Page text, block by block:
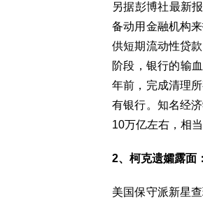
另据彭博社最新
备动用金融机构
供短期流动性贷
阶段，银行的输
年前，完成清理
有银行。知名经
10万亿左右，相
2、柯克遗孀露面
美国保守派新星